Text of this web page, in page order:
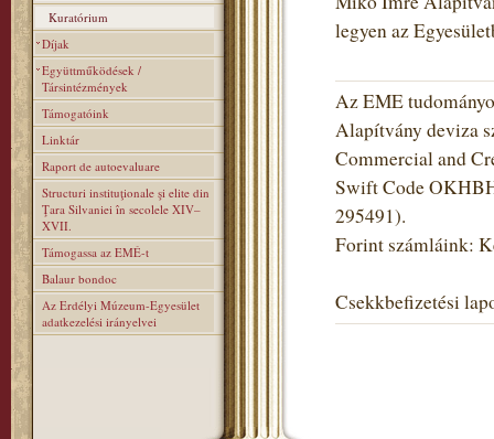
Kuratórium
Díjak
Együttműködések /
Társintézmények
Támogatóink
Linktár
Raport de autoevaluare
Structuri instituţionale şi elite din
Ţara Silvaniei în secolele XIV–
XVII.
Támogassa az EMÉ-t
Balaur bondoc
Az Erdélyi Múzeum-Egyesület
adatkezelési irányelvei
legyen az
Az EME
Alapítvány deviza
Commercial and
Swift Code
295491).
Forint számláink:
Csekkbefizetési